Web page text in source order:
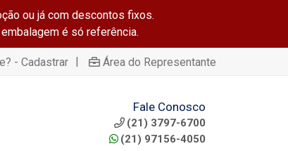
ou já com descontos fixos.
é só referência.
- Cadastrar | Área do Representante
Fale Conosco
(21) 3797-6700
(21) 97156-4050